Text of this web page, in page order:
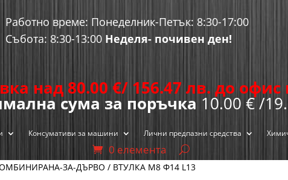
Работно време: Понеделник-Петък: 8:30-17:00
Събота: 8:30-13:00 Неделя- почивен ден!
над 80.00 €/ 156.47 лв. до офис
сума за поръчка 10.00 € /
Консумативи за машини Лични предпазни средства
0 елемента
ЗА-ДЪРВО / ВТУЛКА М8 Ф14 L13